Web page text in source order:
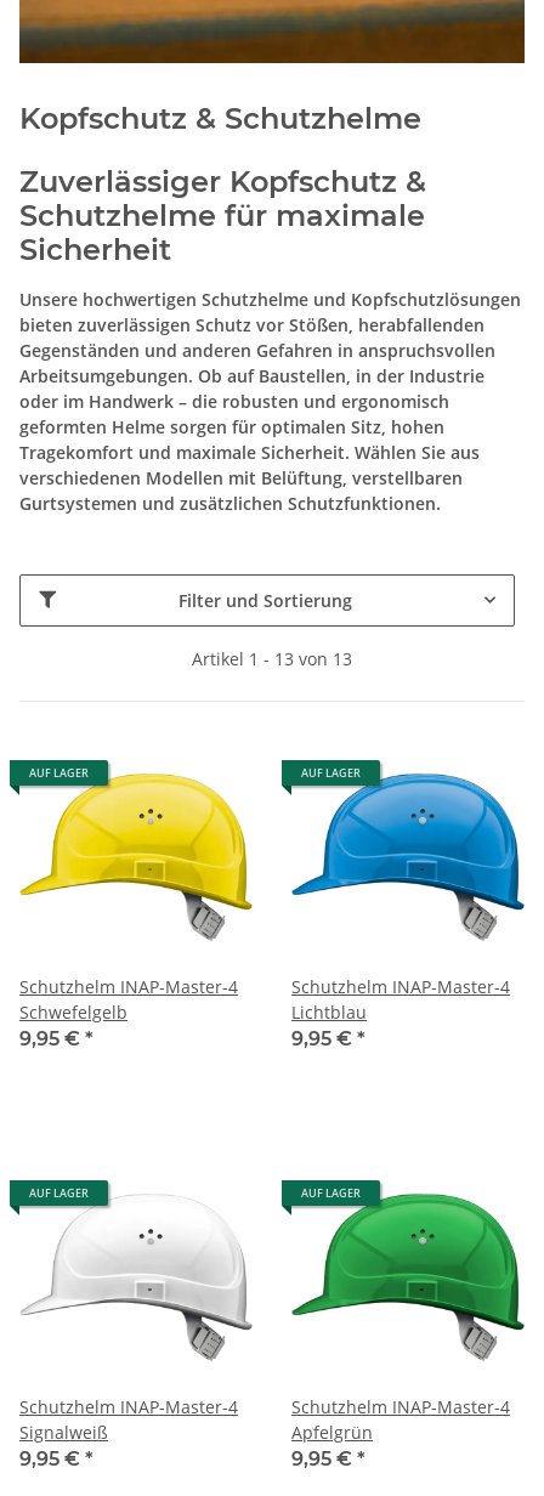
Kopfschutz & Schutzhelme
Zuverlässiger Kopfschutz &
Schutzhelme für maximale
Sicherheit
Unsere hochwertigen Schutzhelme und Kopfschutzlösungen
bieten zuverlässigen Schutz vor Stößen, herabfallenden
Gegenständen und anderen Gefahren in anspruchsvollen
Arbeitsumgebungen. Ob auf Baustellen, in der Industrie
oder im Handwerk – die robusten und ergonomisch
geformten Helme sorgen für optimalen Sitz, hohen
Tragekomfort und maximale Sicherheit. Wählen Sie aus
verschiedenen Modellen mit Belüftung, verstellbaren
Gurtsystemen und zusätzlichen Schutzfunktionen.
Filter und Sortierung
Artikel 1 - 13 von 13
AUF LAGER
Schutzhelm INAP-Master-4
Schwefelgelb
9,95 € *
AUF LAGER
Schutzhelm INAP-Master-4
Lichtblau
9,95 € *
AUF LAGER
Schutzhelm INAP-Master-4
Signalweiß
9,95 € *
AUF LAGER
Schutzhelm INAP-Master-4
Apfelgrün
9,95 € *